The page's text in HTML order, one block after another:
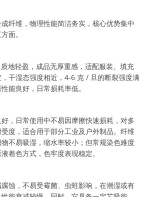
纤维，物理性能简洁务实，核心优势集中
面。
地轻盈，成品无厚重感，适配服装、填充
干湿态强度相近，4-6 克 / 旦的断裂强度满
能良好，日常损耗率低。
，日常使用中不易因摩擦快速损耗，对多
度，适合用于部分工业及户外制品。纤维
不易吸湿，缩水率较小；但常规染色难度
着色方式，色牢度表现稳定。
蚀，不易受霉菌、虫蛀影响，在潮湿或有